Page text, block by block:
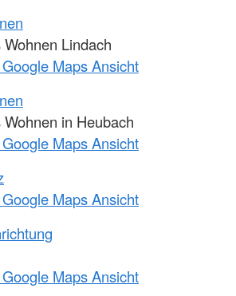
Lindach
Maps Ansicht
in Heubach
Maps Ansicht
Maps Ansicht
Maps Ansicht